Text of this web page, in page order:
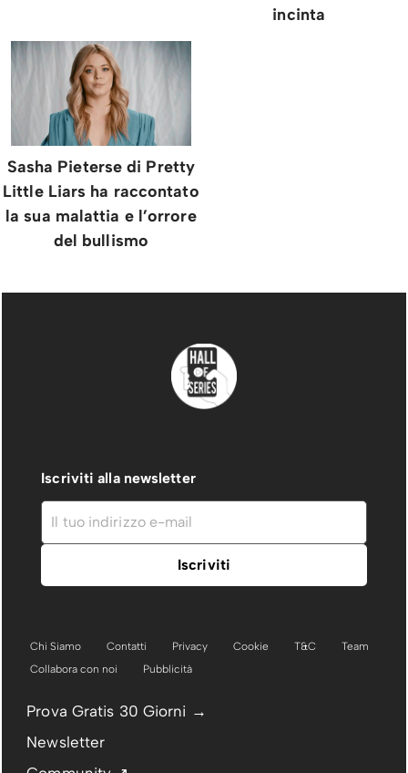
incinta
Sasha Pieterse di Pretty
Little Liars ha raccontato
la sua malattia e l’orrore
del bullismo
Iscriviti alla newsletter
Chi Siamo Contatti Privacy Cookie T&C
Team
Collabora con noi
Pubblicità
Prova Gratis 30 Giorni →
Newsletter